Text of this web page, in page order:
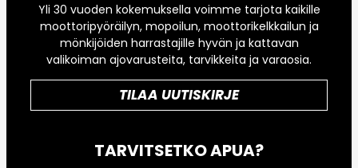
Yli 30 vuoden kokemuksella voimme tarjota kaikille
moottoripyöräilyn, mopoilun, moottorikelkkailun ja
mönkijöiden harrastajille hyvän ja kattavan
valikoiman ajovarusteita, tarvikkeita ja varaosia.
TILAA UUTISKIRJE
TARVITSETKO APUA?